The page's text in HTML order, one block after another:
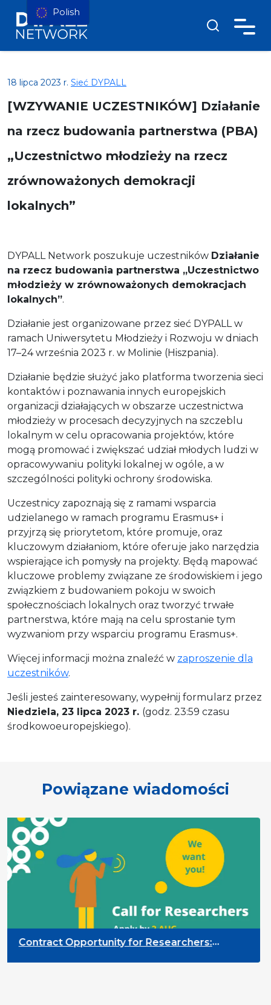
18 lipca 2023 r. Sieć DYPALL
[WZYWANIE UCZESTNIKÓW] Działanie
na rzecz budowania partnerstwa (PBA)
„Uczestnictwo młodzieży na rzecz
zrównoważonych demokracji
lokalnych”
DYPALL Network poszukuje uczestników Działanie
na rzecz budowania partnerstwa „Uczestnictwo
młodzieży w zrównoważonych demokracjach
lokalnych”.
Działanie jest organizowane przez sieć DYPALL w
ramach Uniwersytetu Młodzieży i Rozwoju w dniach
17–24 września 2023 r. w Molinie (Hiszpania).
Działanie będzie służyć jako platforma tworzenia sieci
kontaktów i poznawania innych europejskich
organizacji działających w obszarze uczestnictwa
młodzieży w procesach decyzyjnych na szczeblu
lokalnym w celu opracowania projektów, które
mogą promować i zwiększać udział młodych ludzi w
opracowywaniu polityki lokalnej w ogóle, a w
szczególności polityki ochrony środowiska.
Uczestnicy zapoznają się z ramami wsparcia
udzielanego w ramach programu Erasmus+ i
przyjrzą się priorytetom, które promuje, oraz
kluczowym działaniom, które oferuje jako narzędzia
wspierające ich pomysły na projekty. Będą mapować
kluczowe problemy związane ze środowiskiem i jego
związkiem z budowaniem pokoju w swoich
społecznościach lokalnych oraz tworzyć trwałe
partnerstwa, które mają na celu sprostanie tym
wyzwaniom przy wsparciu programu Erasmus+.
Więcej informacji można znaleźć w zaproszenie dla
uczestników.
Jeśli jesteś zainteresowany, wypełnij formularz przez
Niedziela, 23 lipca 2023 r. (godz. 23:59 czasu
środkowoeuropejskiego).
Powiązane wiadomości
Contract Opportunity for Researchers:
Priority
Polish